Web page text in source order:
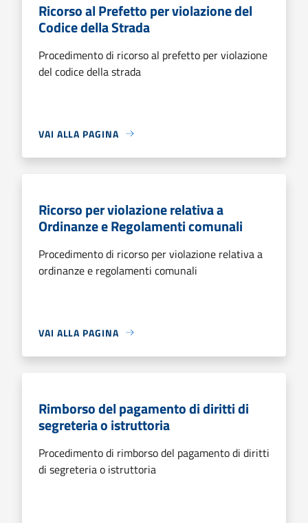
Ricorso al Prefetto per violazione del
Codice della Strada
Procedimento di ricorso al prefetto per violazione
del codice della strada
VAI ALLA PAGINA
Ricorso per violazione relativa a
Ordinanze e Regolamenti comunali
Procedimento di ricorso per violazione relativa a
ordinanze e regolamenti comunali
VAI ALLA PAGINA
Rimborso del pagamento di diritti di
segreteria o istruttoria
Procedimento di rimborso del pagamento di diritti
di segreteria o istruttoria